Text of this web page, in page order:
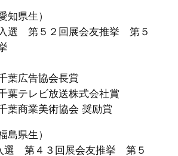
県生）
選 第５２回展会友推挙 第５
葉広告協会長賞
テレビ放送株式会社賞
商業美術協会 奨励賞
県生）
選 第４３回展会友推挙 第５